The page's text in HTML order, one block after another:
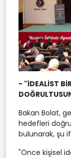
- "İDEALİST
Bakan Bolat,
hedefleri
bulunarak, şu
"Önce kişisel